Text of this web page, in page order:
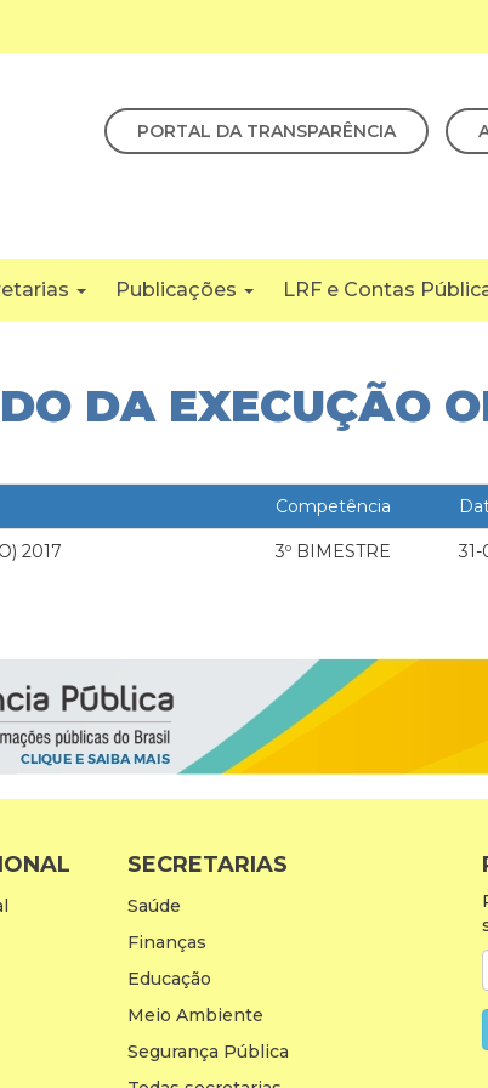
PORTAL DA TRANSPARÊNCIA
Publicações LRF e Contas
DA EXECUÇÃO
Competência
2017 3º BIMESTRE
SECRETARIAS
Saúde
Finanças
Educação
Meio Ambiente
Segurança Pública